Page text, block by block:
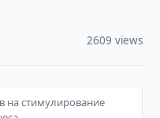
2609 views
на стимулирование